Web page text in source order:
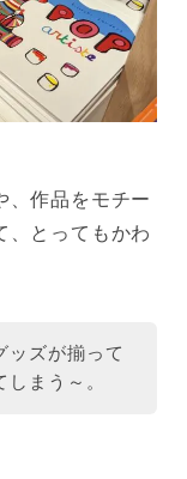
、作品をモチー
、とってもかわ
ッズが揃って
まう～。